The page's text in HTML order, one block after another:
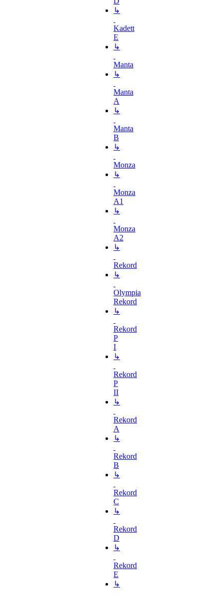
↳
Kadett
E
↳
Manta
↳
Manta
A
↳
Manta
B
↳
Monza
↳
Monza
A1
↳
Monza
A2
↳
Rekord
↳
Olympia
Rekord
↳
Rekord
P
I
↳
Rekord
P
II
↳
Rekord
A
↳
Rekord
B
↳
Rekord
C
↳
Rekord
D
↳
Rekord
E
↳